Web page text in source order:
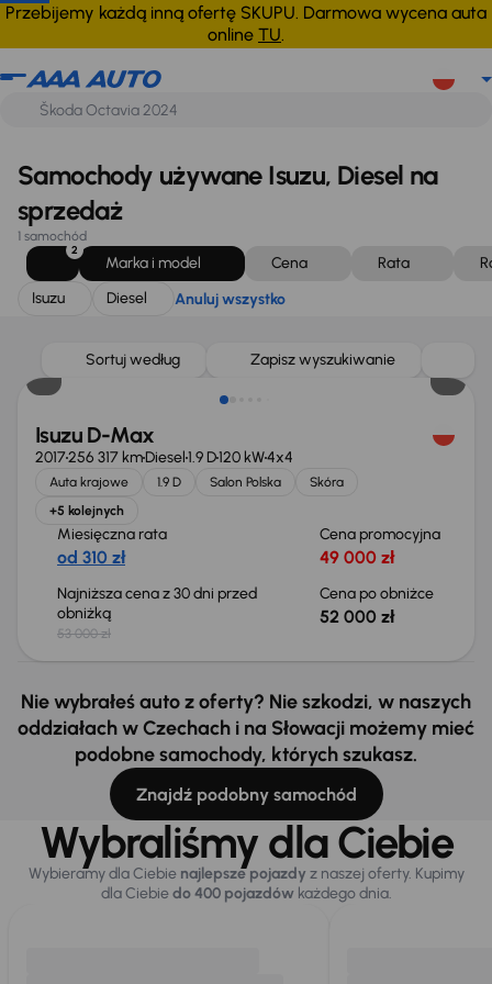
Przebijemy każdą inną ofertę SKUPU. Darmowa wycena auta
online TU.
Isuzu Diesel Anuluj wszystko
Samochody używane Isuzu, Diesel na
sprzedaż
1 samochód
2
Marka i model Cena Rata
Isuzu
Diesel Anuluj wszystko
Sortuj według Zapisz wyszukiwanie
Taniej o 1 000 zł
Isuzu D-Max
2017256 317 kmDiesel1.9 D120 kW4x4
Auta krajowe 1.9 D Salon Polska
Skóra
+5 kolejnych
Miesięczna rata
od 310 zł
Cena promocyjna
49 000 zł
Najniższa cena z 30 dni przed
obniżką
53 000 zł
Cena po obniżce
52 000 zł
Nie wybrałeś auto z oferty? Nie szkodzi, w naszych
oddziałach w Czechach i na Słowacji możemy mieć
podobne samochody, których szukasz.
Znajdź podobny samochód
Wybraliśmy dla Ciebie
Wybieramy dla Ciebie najlepsze pojazdy z naszej oferty. Kupimy
dla Ciebiedo 400 pojazdówkażdego dnia.